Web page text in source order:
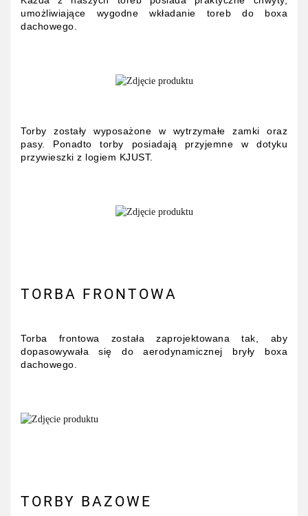
umożliwiające wygodne wkładanie toreb do boxa
dachowego.
Torby zostały wyposażone w wytrzymałe zamki oraz
pasy. Ponadto torby posiadają przyjemne w dotyku
przywieszki z logiem KJUST.
TORBA FRONTOWA
Torba frontowa została zaprojektowana tak, aby
dopasowywała się do aerodynamicznej bryły boxa
dachowego.
TORBY BAZOWE